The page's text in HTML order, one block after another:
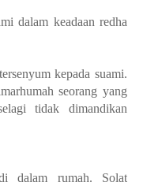
dalam keadaan redha
kepada suami.
seorang yang
tidak dimandikan
dalam rumah. Solat